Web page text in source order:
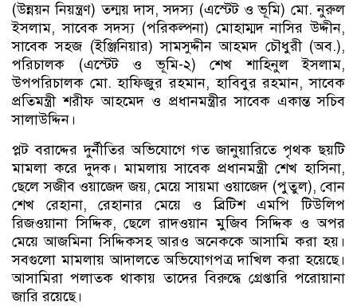
(উন্নয়ন নিয়ন্ত্রণ) তন্ময় দাস, সদস্য (এস্টেট ও ভূমি) মো. নুরুল
ইসলাম, সাবেক সদস্য (পরিকল্পনা) মোহাম্মদ নাসির উদ্দীন,
সাবেক সহজ (ইঞ্জিনিয়ার) সামসুদ্দীন আহমদ চৌধুরী (অব.),
পরিচালক (এস্টেট ও ভূমি-২) শেখ শাহিনুল ইসলাম,
উপপরিচালক মো. হাফিজুর রহমান, হাবিবুর রহমান, সাবেক
প্রতিমন্ত্রী শরীফ আহমেদ ও প্রধানমন্ত্রীর সাবেক একান্ত সচিব
সালাউদ্দিন।
প্লট বরাদ্দের দুর্নীতির অভিযোগে গত জানুয়ারিতে পৃথক ছয়টি
মামলা করে দুদক। মামলায় সাবেক প্রধানমন্ত্রী শেখ হাসিনা,
ছেলে সজীব ওয়াজেদ জয়, মেয়ে সায়মা ওয়াজেদ (পুতুল), বোন
শেখ রেহানা, রেহানার মেয়ে ও ব্রিটিশ এমপি টিউলিপ
রিজওয়ানা সিদ্দিক, ছেলে রাদওয়ান মুজিব সিদ্দিক ও অপর
মেয়ে আজমিনা সিদ্দিকসহ আরও অনেককে আসামি করা হয়।
সবগুলো মামলায় আদালতে অভিযোগপত্র দাখিল করা হয়েছে।
আসামিরা পলাতক থাকায় তাদের বিরুদ্ধে গ্রেপ্তারি পরোয়ানা
জারি রয়েছে।